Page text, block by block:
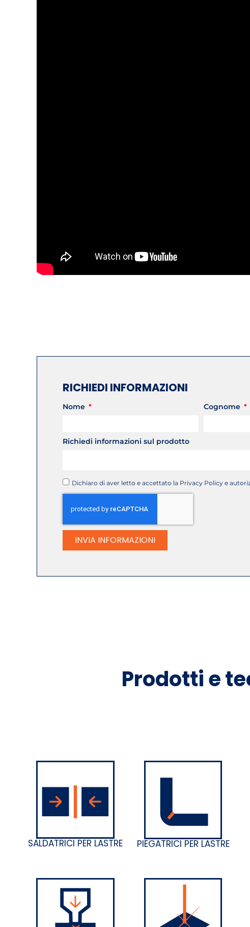
RICHIEDI INFORMAZIONI
Nome Cognome
Richiedi informazioni sul prodotto
Dichiaro di aver letto e accettato la Privacy Policy e
INVIA INFORMAZIONI
Prodotti e
SALDATRICI PER LASTRE PIEGATRICI PER LASTRE